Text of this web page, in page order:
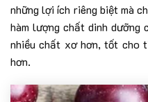
những lợi ích riêng biệt mà
hàm lượng chất dinh
nhiều chất xơ hơn, tốt cho
hơn.